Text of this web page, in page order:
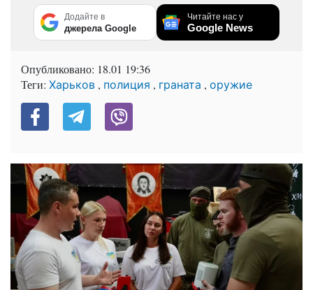
Додайте в
джерела Google
Читайте нас у
Google News
Опубликовано: 18.01 19:36
Теги: Харьков , полиция , граната , оружие